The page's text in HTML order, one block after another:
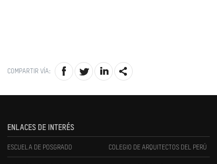
COMPARTIR VÍA:
ENLACES DE INTERÉS
ESCUELA DE POSGRADO COLEGIO DE ARQUITECTOS DEL PERÚ